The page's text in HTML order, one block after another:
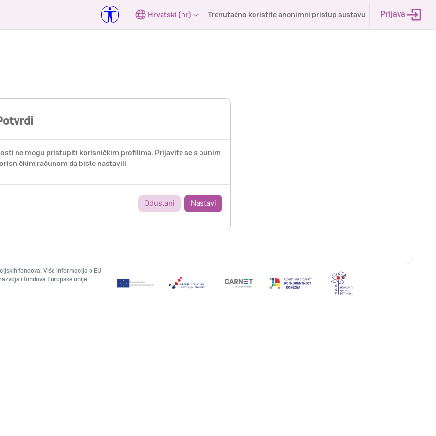
Hrvatski ‎(hr)‎
Trenutačno koristite anonimni pristup sustavu Prijava
ne mogu pristupiti korisničkim profilima. Prijavite se s punim
računom da biste nastavili.
Odustani Nastavi
fondova. Više informacija o EU
i fondova Europske unije: